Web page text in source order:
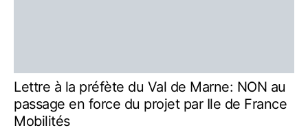
Lettre à la préfète du Val de Marne: NON au
passage en force du projet par Ile de France
Mobilités